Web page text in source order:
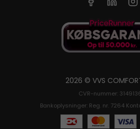
2026 © VVS
CVR-nummer:
Bankoplysninger: Reg. nr. 7264